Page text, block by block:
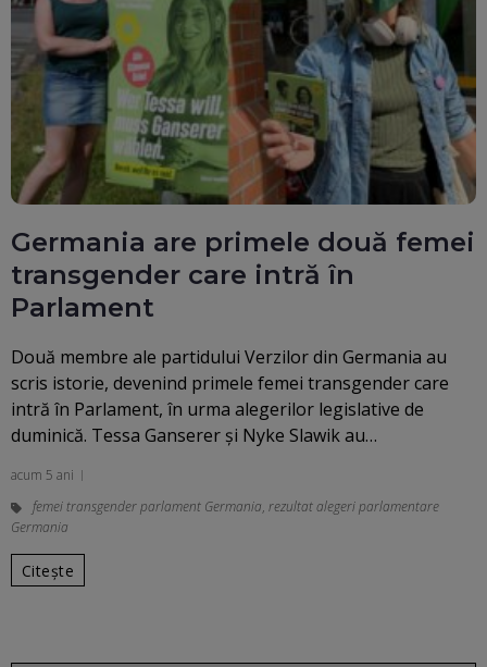
Germania are primele două femei
transgender care intră în
Parlament
Două membre ale partidului Verzilor din Germania au
scris istorie, devenind primele femei transgender care
intră în Parlament, în urma alegerilor legislative de
duminică. Tessa Ganserer şi Nyke Slawik au…
acum 5 ani
femei transgender parlament Germania, rezultat alegeri parlamentare
Germania
Citește